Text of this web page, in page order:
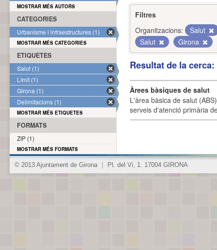
Filtres
Organitzacions:
Salut
Salut
Girona
Resultat de la
Àrees bàsiques de salut
L'àrea bàsica de salut
serveis d'atenció primària
MOSTRAR MÉS AUTORS
CATEGORIES
Urbanisme i infraestructures (1)
MOSTRAR MÉS CATEGORIES
ETIQUETES
Salut (1)
Límit (1)
Girona (1)
Delimitacions (1)
MOSTRAR MÉS ETIQUETES
FORMATS
ZIP (1)
MOSTRAR MÉS FORMATS
© 2013 Ajuntament de Girona Pl. del Vi, 1. 17004 GIRONA